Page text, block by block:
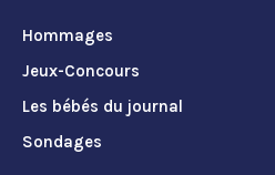
Hommages
Jeux-Concours
Les bébés du journal
Sondages